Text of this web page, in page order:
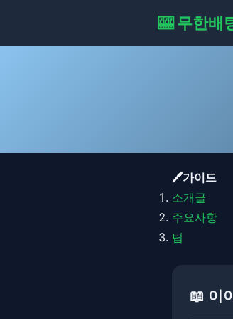
🎰 무한배
🖊️가이드
소개글
주요사항
팁
📖 이